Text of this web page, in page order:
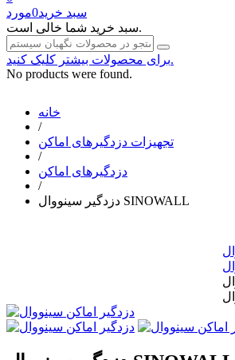
سبد خرید0مورد
سبد خرید شما خالی است.
برای محصولات بیشتر کلیک کنید.
No products were found.
خانه
/
تجهیزات دزدگیرهای اماکن
/
دزدگیرهای اماکن
/
دزدگیر سینووال SINOWALL